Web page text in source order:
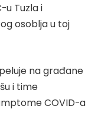
u Tuzla i
osoblja u toj
na građane
i time
COVID-a